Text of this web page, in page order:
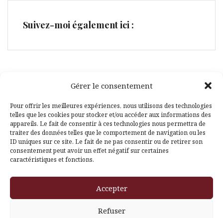
Gérer le consentement
Pour offrir les meilleures expériences, nous utilisons des technologies
telles que les cookies pour stocker et/ou accéder aux informations des
appareils. Le fait de consentir à ces technologies nous permettra de
traiter des données telles que le comportement de navigation ou les
ID uniques sur ce site. Le fait de ne pas consentir ou de retirer son
consentement peut avoir un effet négatif sur certaines
caractéristiques et fonctions.
Accepter
Refuser
Suivez-moi également ici :
Facebook
Pinterest
Themeisle